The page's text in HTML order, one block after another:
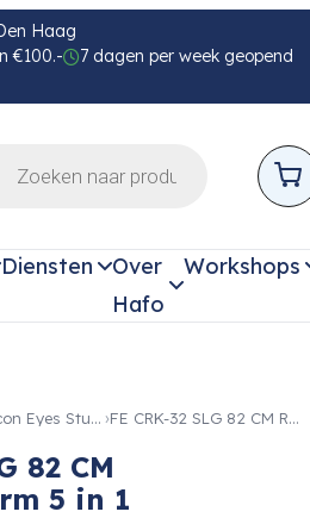
Haag
€100.-
7 dagen per week geopend
Diensten
Over
Hafo
Workshops
Falcon Eyes Studio Toebehoren FE CRK-32 SLG 82 CM Reflectiescherm 5 in 1
82 CM
5 in 1